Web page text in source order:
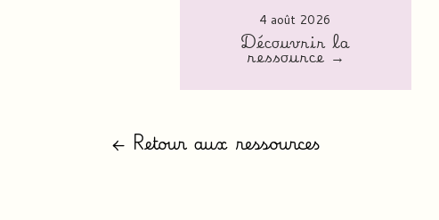
4 août 2026
Découvrir la
ressource →
← Retour aux ressources